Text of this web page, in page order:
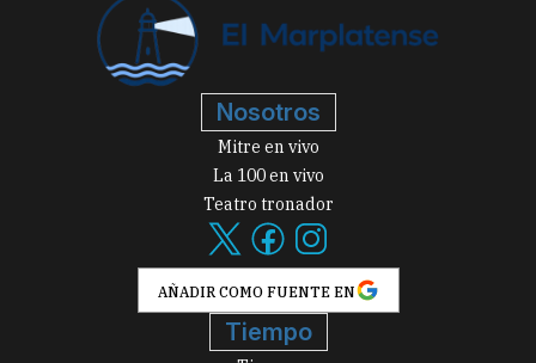
Nosotros
Mitre en vivo
La 100 en vivo
Teatro tronador
AÑADIR COMO FUENTE EN
Tiempo